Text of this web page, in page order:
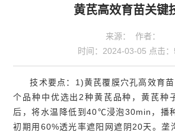
黄芪高效育苗关键
来源： 作者：
时间：2024-03-05 点击：
技术要点：1)黄芪覆膜穴孔高效育
个品种中优选出2种黄芪品种，黄芪
后，将水温降低到40℃浸泡30min，播
初期用60%透光率遮阳网遮阴20天。垄